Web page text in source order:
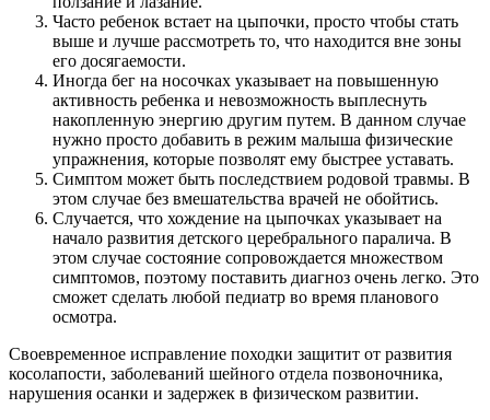
Часто ребенок встает на цыпочки, просто чтобы стать
выше и лучше рассмотреть то, что находится вне зоны
его досягаемости.
Иногда бег на носочках указывает на повышенную
активность ребенка и невозможность выплеснуть
накопленную энергию другим путем. В данном случае
нужно просто добавить в режим малыша физические
упражнения, которые позволят ему быстрее уставать.
Симптом может быть последствием родовой травмы. В
этом случае без вмешательства врачей не обойтись.
Случается, что хождение на цыпочках указывает на
начало развития детского церебрального паралича. В
этом случае состояние сопровождается множеством
симптомов, поэтому поставить диагноз очень легко. Это
сможет сделать любой педиатр во время планового
осмотра.
Своевременное исправление походки защитит от развития
косолапости, заболеваний шейного отдела позвоночника,
нарушения осанки и задержек в физическом развитии.